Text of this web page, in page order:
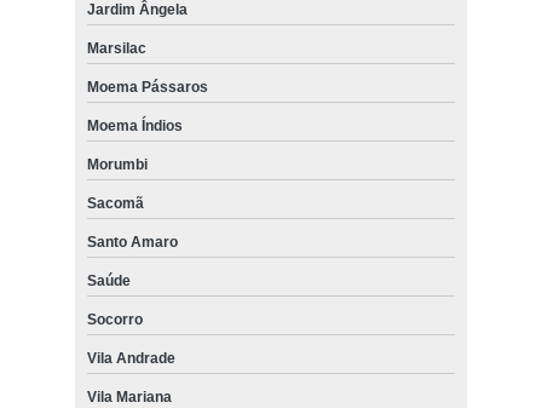
Jardim Ângela
Marsilac
Moema Pássaros
Moema Índios
Morumbi
Sacomã
Santo Amaro
Saúde
Socorro
Vila Andrade
Vila Mariana